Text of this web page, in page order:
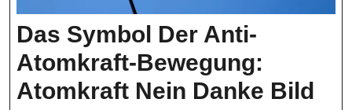
Das Symbol Der Anti-
Atomkraft-Bewegung:
Atomkraft Nein Danke Bild